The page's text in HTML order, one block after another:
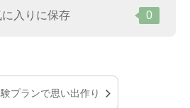
に入りに保存 0
プランで思い出作り